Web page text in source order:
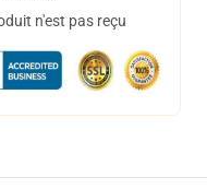
n'est pas reçu